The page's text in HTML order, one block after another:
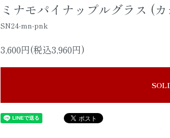
ミナモパイナップルグラス (
SN24-mn-pnk
3,600円(税込3,960円)